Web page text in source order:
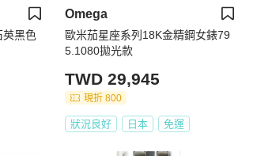
英黑色
Omega
歐米茄星座系列18K金精鋼女錶79
5.1080拋光款
TWD 29,945
現折 800
狀況良好 日本 免運